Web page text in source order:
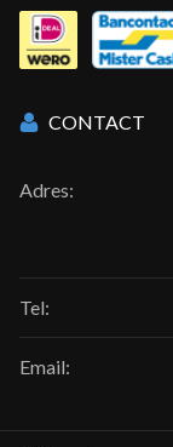
CONTACT
Adres:
Tel:
Email: